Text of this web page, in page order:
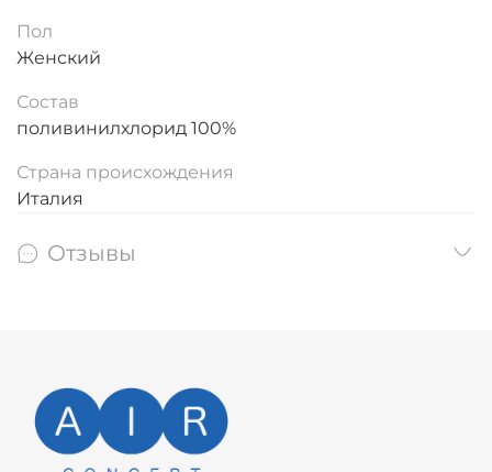
Пол
Женский
Состав
поливинилхлорид 100%
Страна происхождения
Италия
Отзывы